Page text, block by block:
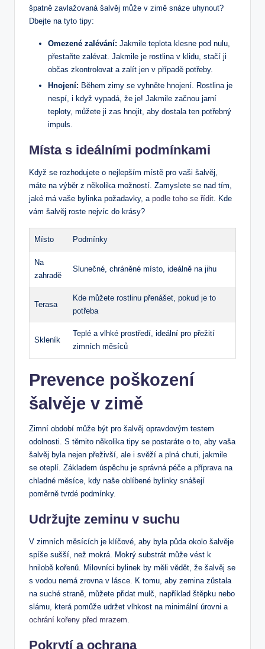
⁣špatně zavlažovaná šalvěj⁤ může v ​zimě snáze uhynout?
Dbejte na tyto⁢ tipy:
Omezené zalévání: Jakmile teplota‍ klesne pod nulu,
přestaňte zalévat. ​Jakmile je rostlina v ‌klidu, stačí ji
občas zkontrolovat a zalít⁣ jen v⁤ případě potřeby.
Hnojení: Během zimy se vyhněte hnojení. Rostlina ‌je ​
nespí,‍ i když ‌vypadá, že je! Jakmile začnou jarní
teploty, můžete ji zas hnojit, aby dostala ten potřebný
impuls.
Místa s ideálními⁣ podmínkami
Když se ‌rozhodujete o nejlepším místě‌ pro vaši šalvěj,⁣
máte na​ výběr ⁤z několika ⁢možností. Zamyslete se nad⁣ tím,
jaké má vaše bylinka požadavky, ⁤a⁤ podle toho se řídit. Kde
vám šalvěj roste ⁢nejvíc do krásy?
Místo Podmínky
Na
⁣zahradě
Slunečné, chráněné místo, ideálně na‍ jihu
Terasa
Kde ⁤můžete rostlinu přenášet, pokud je to
potřeba
Skleník
Teplé ‍a vlhké⁢ prostředí,‌ ideální pro přežití
zimních ⁢měsíců
Prevence ‍poškození‍
šalvěje v⁢ zimě
Zimní období může být pro šalvěj opravdovým testem
odolnosti.‌ S ‌těmito několika tipy‌ se postaráte o to, aby vaša
šalvěj ⁤byla​ nejen přeživší, ale⁤ i ⁢svěží ⁤a plná chuti, jakmile
se oteplí. Základem úspěchu je ⁢správná​ péče a příprava na
chladné měsíce, ⁤kdy ⁣naše oblíbené bylinky‍ snášejí
poměrně ‌tvrdé podmínky.
Udržujte‍ zeminu v ​suchu
V zimních měsících je klíčové,‍ aby ‍byla půda okolo šalvěje
‍spíše sušší, než mokrá. ‍Mokrý substrát ‌může vést k
hnilobě kořenů. Milovníci ‌bylinek by ‍měli vědět,⁣ že šalvěj se
s vodou nemá zrovna ‍v​ lásce. K tomu, aby zemina ⁣zůstala
⁢na suché straně, ​můžete přidat mulč, například štěpku‌ nebo
‌slámu, která pomůže udržet ‍vlhkost na minimální úrovni a
ochrání⁣ kořeny před mrazem.
Pokrytí a ochrana